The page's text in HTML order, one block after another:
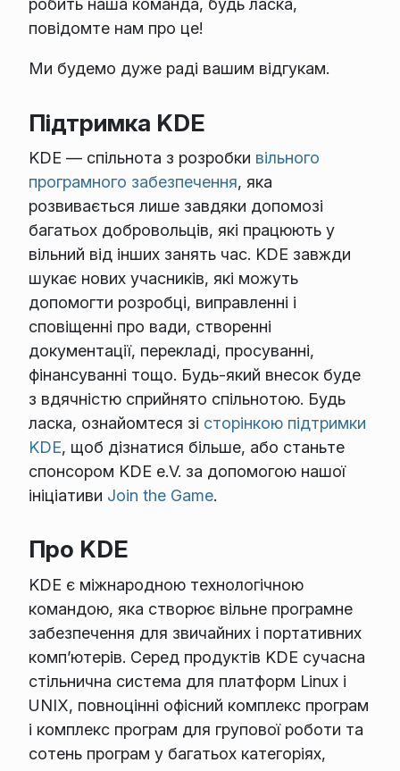
робить наша команда, будь ласка,
повідомте нам про це!
Ми будемо дуже раді вашим відгукам.
Підтримка KDE
KDE — спільнота з розробки вільного
програмного забезпечення, яка
розвивається лише завдяки допомозі
багатьох добровольців, які працюють у
вільний від інших занять час. KDE завжди
шукає нових учасників, які можуть
допомогти розробці, виправленні і
сповіщенні про вади, створенні
документації, перекладі, просуванні,
фінансуванні тощо. Будь-який внесок буде
з вдячністю сприйнято спільнотою. Будь
ласка, ознайомтеся зі сторінкою підтримки
KDE, щоб дізнатися більше, або станьте
спонсором KDE e.V. за допомогою нашої
ініціативи Join the Game.
Про KDE
KDE є міжнародною технологічною
командою, яка створює вільне програмне
забезпечення для звичайних і портативних
комп’ютерів. Серед продуктів KDE сучасна
стільнична система для платформ Linux і
UNIX, повноцінні офісний комплекс програм
і комплекс програм для групової роботи та
сотень програм у багатьох категоріях,